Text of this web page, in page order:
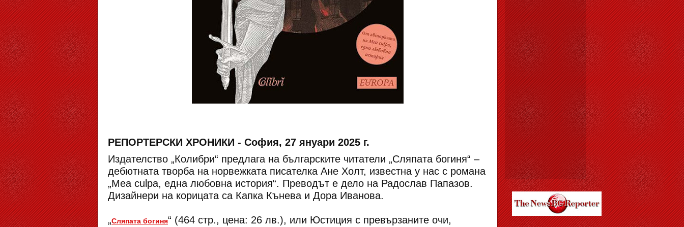
РЕПОРТЕРСКИ ХРОНИКИ - София, 27 януари 2025 г.
Издателство „Колибри“ предлага на българските читатели „Сляпата богиня“ –
дебютната творба на норвежката писателка Ане Холт, известна у нас с романа
„Меа culpa, една любовна история“. Преводът е дело на Радослав Папазов.
Дизайнери на корицата са Капка Кънева и Дора Иванова.
„Сляпата богиня“ (464 стр., цена: 26 лв.), или Юстиция с превързаните очи,